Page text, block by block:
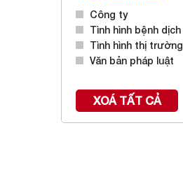
Công ty
Tình hình bệnh dịch
Tình hình thị trường
Văn bản pháp luật
XOÁ TẤT CẢ